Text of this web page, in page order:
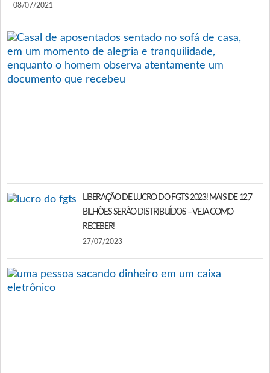
08/07/2021
LIBERAÇÃO DE LUCRO DO FGTS 2023! MAIS DE 12,7
BILHÕES SERÃO DISTRIBUÍDOS – VEJA COMO
RECEBER!
27/07/2023